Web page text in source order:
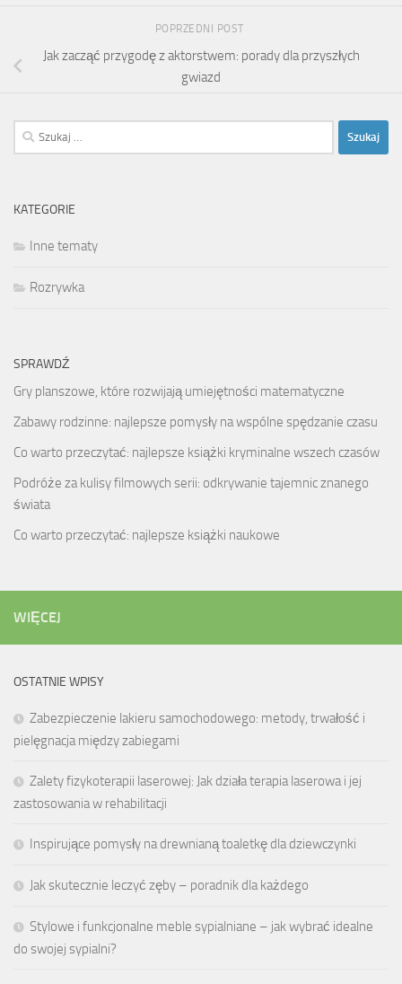
POPRZEDNI POST
Jak zacząć przygodę z aktorstwem: porady dla przyszłych
gwiazd
Szukaj:
KATEGORIE
Inne tematy
Rozrywka
SPRAWDŹ
Gry planszowe, które rozwijają umiejętności matematyczne
Zabawy rodzinne: najlepsze pomysły na wspólne spędzanie czasu
Co warto przeczytać: najlepsze książki kryminalne wszech czasów
Podróże za kulisy filmowych serii: odkrywanie tajemnic znanego
świata
Co warto przeczytać: najlepsze książki naukowe
WIĘCEJ
OSTATNIE WPISY
Zabezpieczenie lakieru samochodowego: metody, trwałość i
pielęgnacja między zabiegami
Zalety fizykoterapii laserowej: Jak działa terapia laserowa i jej
zastosowania w rehabilitacji
Inspirujące pomysły na drewnianą toaletkę dla dziewczynki
Jak skutecznie leczyć zęby – poradnik dla każdego
Stylowe i funkcjonalne meble sypialniane – jak wybrać idealne
do swojej sypialni?